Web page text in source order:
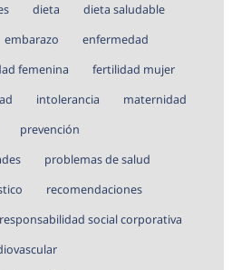
dieta
dieta saludable
embarazo
enfermedad
femenina
fertilidad mujer
intolerancia
maternidad
prevención
problemas de salud
recomendaciones
responsabilidad social corporativa